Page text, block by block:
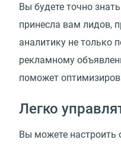
Вы будете точно
принесла вам лидов,
аналитику не только
рекламному
поможет
Легко
Вы можете настроить